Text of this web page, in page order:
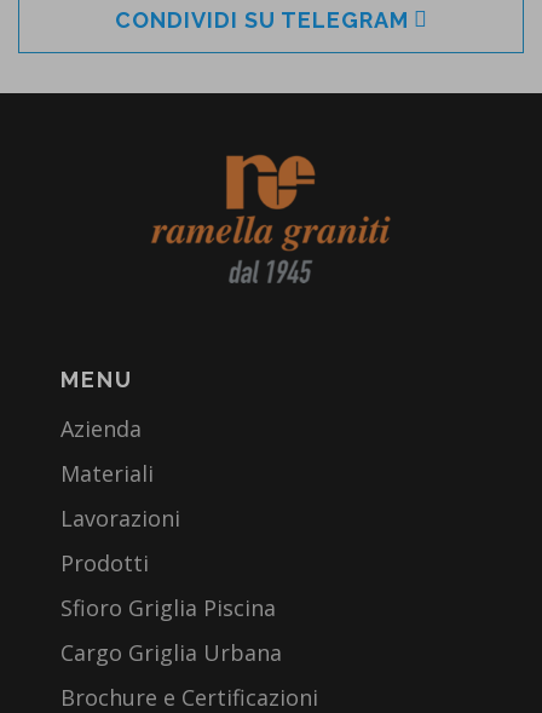
CONDIVIDI SU TELEGRAM
MENU
Azienda
Materiali
Lavorazioni
Prodotti
Sfioro Griglia Piscina
Cargo Griglia Urbana
Brochure e Certificazioni